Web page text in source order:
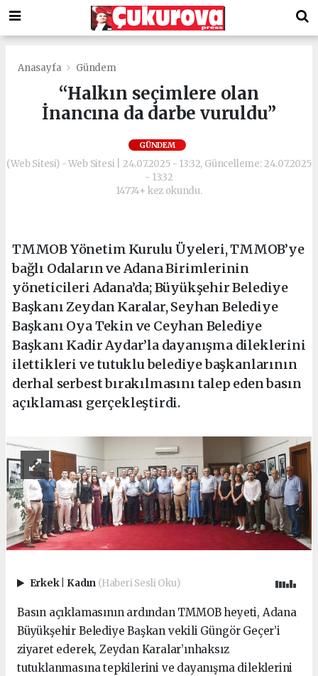
Anasayfa Gündem
“Halkın seçimlere olan
İnancına da darbe vuruldu”
GÜNDEM
(Web Sitesi) - Web Sitesi | 24.07.2025 - 13:32, Güncelleme: 24.07.2025
- 13:32
14774+ kez okundu.
TMMOB Yönetim Kurulu Üyeleri, TMMOB’ye
bağlı Odaların ve Adana Birimlerinin
yöneticileri Adana’da; Büyükşehir Belediye
Başkanı Zeydan Karalar, Seyhan Belediye
Başkanı Oya Tekin ve Ceyhan Belediye
Başkanı Kadir Aydar’la dayanışma dileklerini
ilettikleri ve tutuklu belediye başkanlarının
derhal serbest bırakılmasını talep eden basın
açıklaması gerçekleştirdi.
Erkek Kadın (Haberi Sesli Oku)
Basın açıklamasının ardından TMMOB heyeti, Adana
Büyükşehir Belediye Başkan vekili Güngör Geçer’i
ziyaret ederek, Zeydan Karalar’ınhaksız
tutuklanmasına tepkilerini ve dayanışma dileklerini